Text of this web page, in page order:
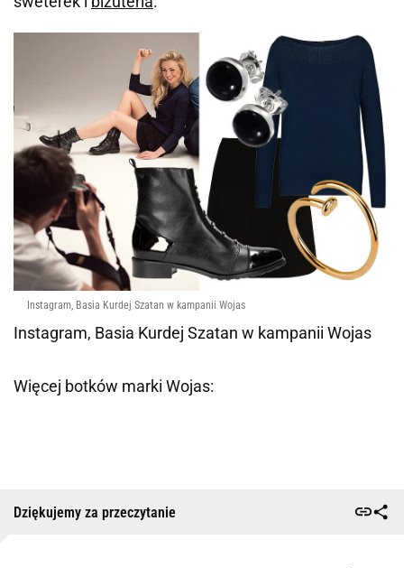
Instagram, Basia Kurdej Szatan w kampanii Wojas
Instagram, Basia Kurdej Szatan w kampanii Wojas
Więcej botków marki Wojas:
Dziękujemy za przeczytanie